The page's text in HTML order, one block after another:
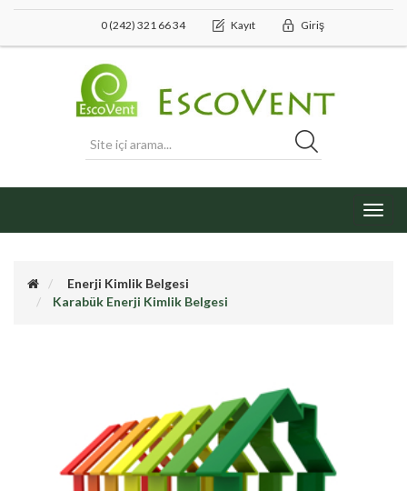
0 (242) 321 66 34 Kayıt Giriş
Enerji Kimlik Belgesi
Karabük Enerji Kimlik Belgesi